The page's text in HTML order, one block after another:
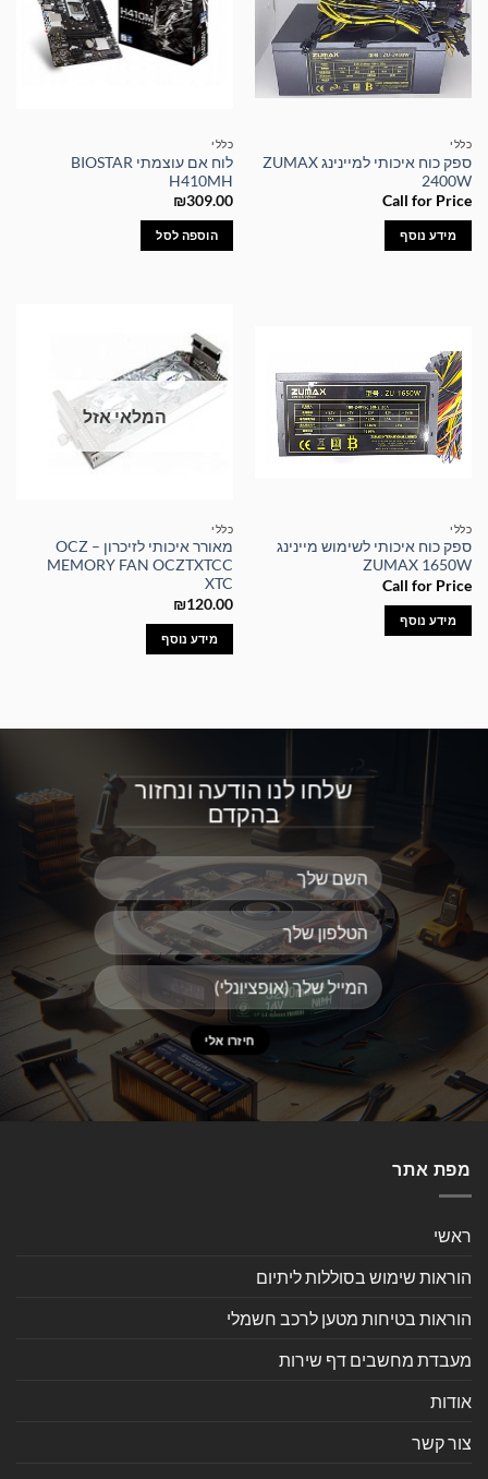
כללי
ספק כוח איכותי למיינינג ZUMAX
2400W
Call for Price
מידע נוסף
כללי
לוח אם עוצמתי BIOSTAR
H410MH
₪309.00
הוספה לסל
כללי
ספק כוח איכותי לשימוש מיינינג
ZUMAX 1650W
Call for Price
מידע נוסף
המלאי אזל
כללי
מאורר איכותי לזיכרון – OCZ
MEMORY FAN OCZTXTCC
XTC
₪120.00
מידע נוסף
שלחו לנו הודעה ונחזור
בהקדם
מפת אתר
ראשי
הוראות שימוש בסוללות ליתיום
הוראות בטיחות מטען לרכב חשמלי
מעבדת מחשבים דף שירות
אודות
צור קשר